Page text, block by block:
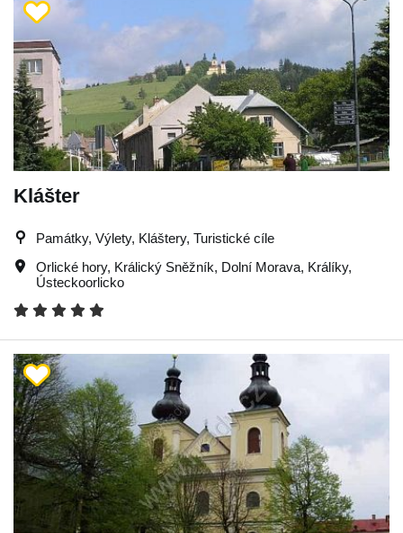
Klášter
Památky, Výlety, Kláštery, Turistické cíle
Orlické hory, Králický Sněžník, Dolní Morava, Králíky,
Ústeckoorlicko